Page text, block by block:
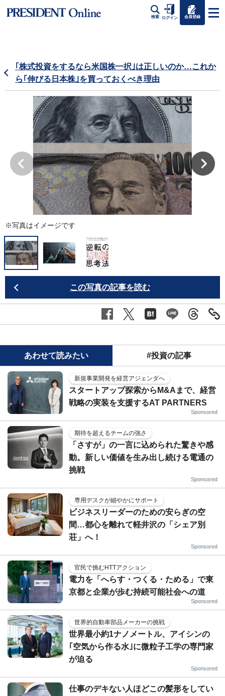
検索 ログイン 会員登録
｢株式投資をするなら米国株一択｣は正しいのか…これか
ら｢伸びる日本株｣を買っておくべき理由
※写真はイメージです
この写真の記事を読む
あわせて読みたい #投資の記事
新規事業開発を経営アジェンダへ
スタートアップ探索からM&Aまで、経営
戦略の実装を支援するAT PARTNERS
Sponsored
期待を超えるチームの強さ
「さすが」の一言に込められた驚きや感
動。新しい価値を生み出し続ける電通の
挑戦
Sponsored
専用デスクが細やかにサポート
ビジネスリーダーのための安らぎの空
間…都心を離れて軽井沢の「シェア別
荘」へ！
Sponsored
官民で挑むHTTアクション
電力を「へらす・つくる・ためる」で東
京都と企業が歩む持続可能社会への道
Sponsored
世界的自動車部品メーカーの挑戦
世界最小約1ナノメートル、アイシンの
｢空気から作る水｣に微粒子工学の専門家
が迫る
Sponsored
仕事のデキない人ほどこの髪形をしてい